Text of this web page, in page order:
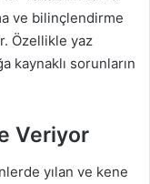
ve bilinçlendirme
Özellikle yaz
kaynaklı sorunların
Veriyor
yılan ve kene